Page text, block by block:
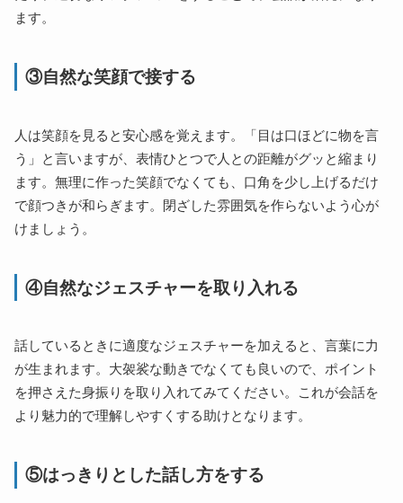
ます。
③自然な笑顔で接する
人は笑顔を見ると安心感を覚えます。「目は口ほどに物を言
う」と言いますが、表情ひとつで人との距離がグッと縮まり
ます。無理に作った笑顔でなくても、口角を少し上げるだけ
で顔つきが和らぎます。閉ざした雰囲気を作らないよう心が
けましょう。
④自然なジェスチャーを取り入れる
話しているときに適度なジェスチャーを加えると、言葉に力
が生まれます。大袈裟な動きでなくても良いので、ポイント
を押さえた身振りを取り入れてみてください。これが会話を
より魅力的で理解しやすくする助けとなります。
⑤はっきりとした話し方をする